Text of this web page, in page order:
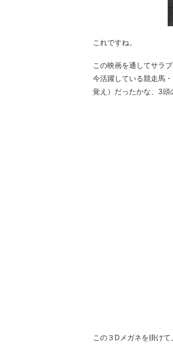
これですね。
この映画を通してサラ
今活躍している競走馬
覚え）だったかな、3頭
この３Dメガネを掛け